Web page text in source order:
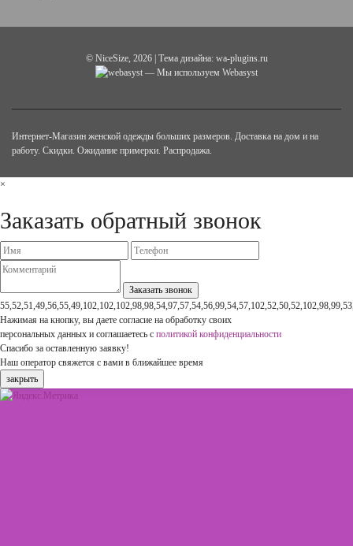
© NiceSize, 2026 | Тема дизайна: wa-plugins.ru
— Мы используем Webasyst
Интернет-Магазин женской одежды больших размеров. Доставка на дом и на
работу. Скидки. Ожидание примерки. Распродажа.
×
Заказать обратный звонок
Нажимая на кнопку, вы даете согласие на обработку своих
персональных данных и соглашаетесь с политикой конфиденциальности
Спасибо за оставленную заявку!
Наш оператор свяжется с вами в ближайшее время
закрыть